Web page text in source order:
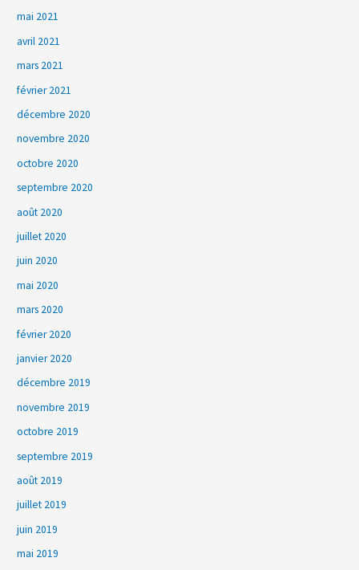
mai 2021
avril 2021
mars 2021
février 2021
décembre 2020
novembre 2020
octobre 2020
septembre 2020
août 2020
juillet 2020
juin 2020
mai 2020
mars 2020
février 2020
janvier 2020
décembre 2019
novembre 2019
octobre 2019
septembre 2019
août 2019
juillet 2019
juin 2019
mai 2019